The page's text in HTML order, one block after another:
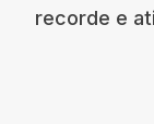
recorde e